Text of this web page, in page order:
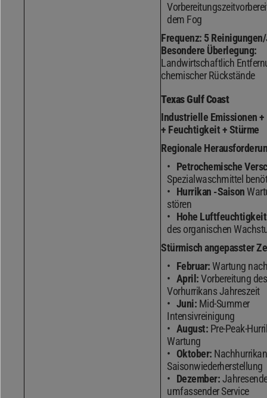
dem Fog
Frequenz: 5
Besondere Überlegung:
Landwirtschaftlich
chemischer Rückstände
Texas Gulf Coast
Industrielle Emissionen +
+ Feuchtigkeit + Stürme
Regionale
Petrochemische
Spezialwaschmittel
Hurrikan -Saison
stören
Hohe Luftfeuchtigkeit
des organischen
Stürmisch angepasster
Februar:Wartung
April:Vorbereitung des
Vorhurrikans Jahreszeit
Juni: Mid-Summer
Intensivreinigung
August: Pre-Peak-
Wartung
Oktober:
Saisonwiederherstellung
Dezember:
umfassender Service